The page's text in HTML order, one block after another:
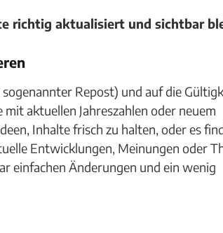
richtig aktualisiert und sichtbar
Repost) und auf die
aktuellen Jahreszahlen oder neuem
Inhalte frisch zu halten, oder es
Entwicklungen, Meinungen oder
einfachen Änderungen und ein wenig